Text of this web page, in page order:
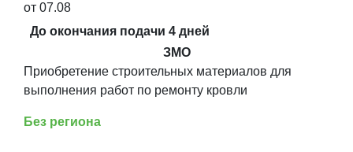
от 07.08
До окончания подачи 4 дней
ЗМО
Приобретение строительных материалов для
выполнения работ по ремонту кровли
Без региона